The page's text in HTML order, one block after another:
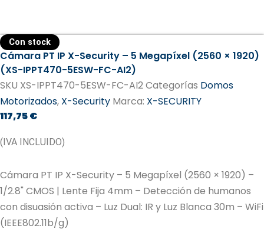
Con stock
Cámara PT IP X-Security – 5 Megapíxel (2560 × 1920)
(XS-IPPT470-5ESW-FC-AI2)
SKU XS-IPPT470-5ESW-FC-AI2Categorías Domos
Motorizados, X-Security Marca: X-SECURITY
117,75€
(IVA INCLUIDO)
Cámara PT IP X-Security – 5 Megapíxel (2560 × 1920) –
1/2.8" CMOS | Lente Fija 4mm – Detección de humanos
con disuasión activa – Luz Dual: IR y Luz Blanca 30m – WiFi
(IEEE802.11b/g)